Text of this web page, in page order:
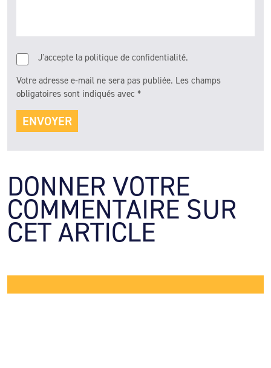
Votre adresse e-mail ne sera pas publiée. Les champs
obligatoires sont indiqués avec *
J'accepte la politique de confidentialité.
DONNER VOTRE
COMMENTAIRE SUR
CET ARTICLE